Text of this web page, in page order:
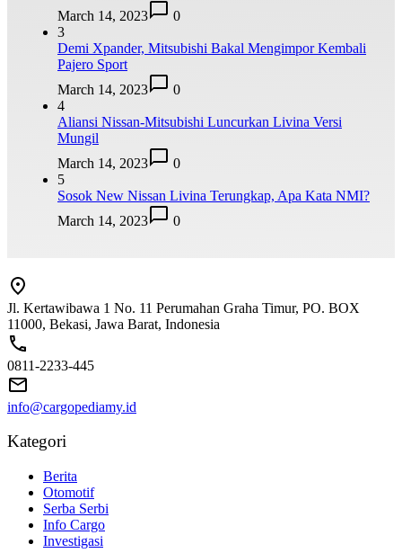
March 14, 2023
0
3
Demi Xpander, Mitsubishi Bakal Mengimpor Kembali
Pajero Sport
March 14, 2023
0
4
Aliansi Nissan-Mitsubishi Luncurkan Livina Versi
Mungil
March 14, 2023
0
5
Sosok New Nissan Livina Terungkap, Apa Kata NMI?
March 14, 2023
0
Jl. Kertawibawa 1 No. 11 Perumahan Graha Timur, PO. BOX
11000, Bekasi, Jawa Barat, Indonesia
0811-2233-445
info@cargopediamy.id
Kategori
Berita
Otomotif
Serba Serbi
Info Cargo
Investigasi